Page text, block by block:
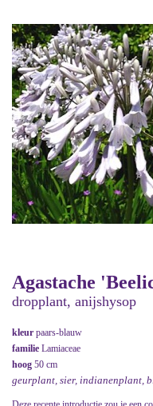
Agastache
dropplant, anijshysop
kleur paars-blauw
familie Lamiaceae
hoog 50 cm
geurplant, sier, indianenplant,